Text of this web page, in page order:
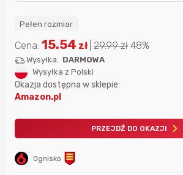
Pełen rozmiar
Ognisko
Cena: 15.54 zł 29.99zł 48%
Wysyłka: DARMOWA
Wysyłka z Polski
Okazja dostępna w sklepie:
Amazon.pl
PRZEJDŹ DO OKAZJI